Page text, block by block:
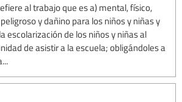
al trabajo que es a) mental, físico,
y dañino para los niños y niñas y
escolarización de los niños y niñas al
de asistir a la escuela; obligándoles a